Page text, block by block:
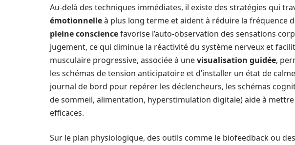
Au-delà des techniques immédiates, il existe des stratégies qui
émotionnelleà plus long terme et aident à réduire la fréquence
pleine consciencefavorise l’auto-observation des sensations
jugement, ce qui diminue la réactivité du système nerveux et
musculaire progressive, associée à unevisualisation guidée,
les schémas de tension anticipatoire et d’installer un état de
journal de bord pour repérer les déclencheurs, les schémas
de sommeil, alimentation, hyperstimulation digitale) aide à
efficaces.
Sur le plan physiologique, des outils comme le biofeedback ou